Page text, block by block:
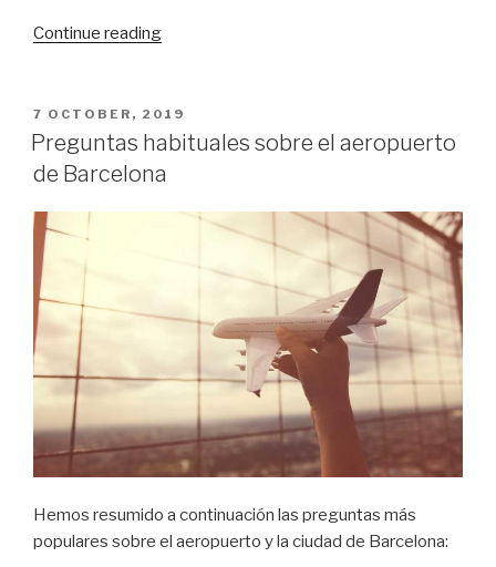
Continue reading“Qué
Budapest
en
3
en
POSTED
ON
7 OCTOBER, 2019
Preguntas habituales sobre el aeropuerto
de Barcelona
Hemos resumido a continuación las preguntas más
populares sobre el aeropuerto y la ciudad de Barcelona: